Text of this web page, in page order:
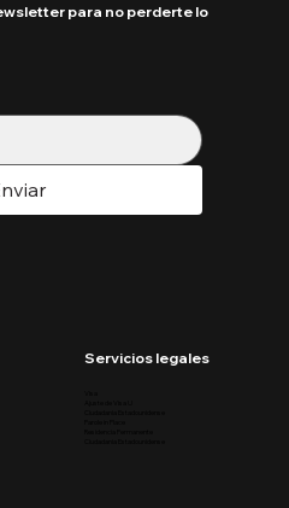
para no perderte lo
Servicios legales